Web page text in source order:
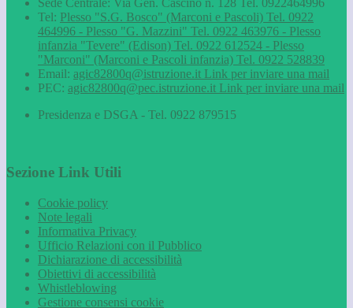
Sede Centrale: Via Gen. Cascino n. 128 Tel. 0922464996
Tel: Plesso "S.G. Bosco" (Marconi e Pascoli) Tel. 0922
464996 - Plesso "G. Mazzini" Tel. 0922 463976 - Plesso
infanzia "Tevere" (Edison) Tel. 0922 612524 - Plesso
"Marconi" (Marconi e Pascoli infanzia) Tel. 0922 528839
Email: agic82800q@istruzione.it Link per inviare una mail
PEC: agic82800q@pec.istruzione.it Link per inviare una mail
Presidenza e DSGA - Tel. 0922 879515
Sezione Link Utili
Cookie policy
Note legali
Informativa Privacy
Ufficio Relazioni con il Pubblico
Dichiarazione di accessibilità
Obiettivi di accessibilità
Whistleblowing
Gestione consensi cookie